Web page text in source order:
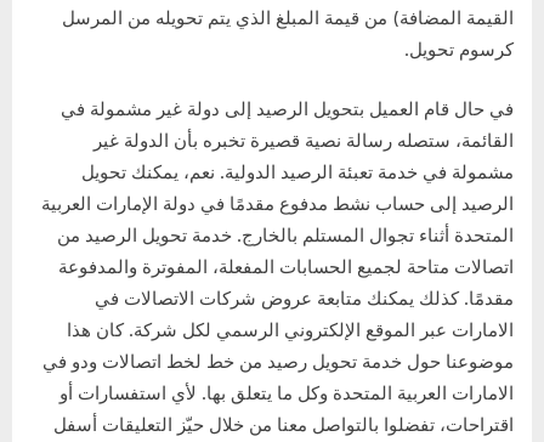
القيمة المضافة) من قيمة المبلغ الذي يتم تحويله من المرسل
كرسوم تحويل.
في حال قام العميل بتحويل الرصيد إلى دولة غير مشمولة في
القائمة، ستصله رسالة نصية قصيرة تخبره بأن الدولة غير
مشمولة في خدمة تعبئة الرصيد الدولية. نعم، يمكنك تحويل
الرصيد إلى حساب نشط مدفوع مقدمًا في دولة الإمارات العربية
المتحدة أثناء تجوال المستلم بالخارج. خدمة تحويل الرصيد من
اتصالات متاحة لجميع الحسابات المفعلة، المفوترة والمدفوعة
مقدمًا. كذلك يمكنك متابعة عروض شركات الاتصالات في
الامارات عبر الموقع الإلكتروني الرسمي لكل شركة. كان هذا
موضوعنا حول خدمة تحويل رصيد من خط لخط اتصالات ودو في
الامارات العربية المتحدة وكل ما يتعلق بها. لأي استفسارات أو
اقتراحات، تفضلوا بالتواصل معنا من خلال حيّز التعليقات أسفل